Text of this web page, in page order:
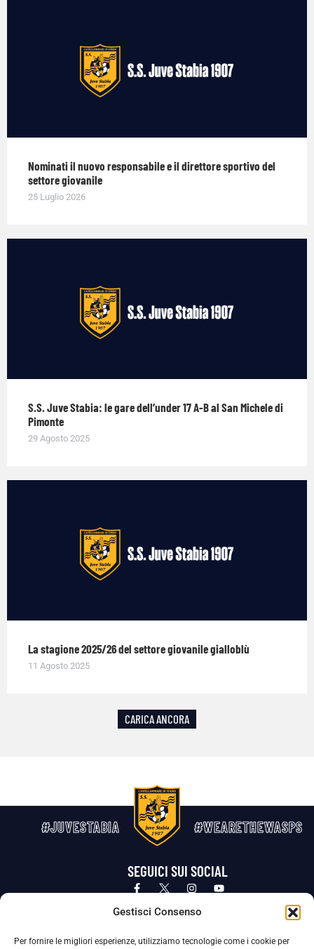
Gestisci Consenso
Per fornire le migliori esperienze, utilizziamo tecnologie come i cookie per
Nominati il nuovo responsabile e il direttore sportivo del
settore giovanile
25 Luglio 2026
S.S. Juve Stabia: le gare dell’under 17 A-B al San Michele di
Pimonte
29 Agosto 2025
La stagione 2025/26 del settore giovanile gialloblù
11 Agosto 2025
CARICA ANCORA
#JUVESTABIA #WEARETHEWASPS
SEGUICI SUI SOCIAL
Privacy Policy Cookie Policy
La Società ha nominato il Responsabile della Protezione dei Dati Personali (DPO), figura specializzata che vigila sulle modalità